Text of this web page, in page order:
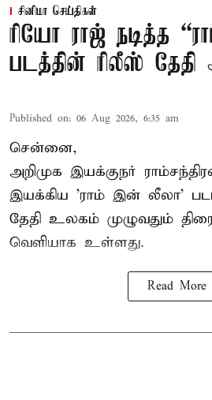
சினிமா செய்திகள்
ரியோ ராஜ் நடித்த
படத்தின் ரிலீஸ் தேதி
Published on: 06 Aug 2026, 6:35 am
சென்னை,
அறிமுக இயக்குநர்
இயக்கிய 'ராம் இன் லீலா'
தேதி உலகம் முழுவதும்
வெளியாக உள்ளது.
Read More